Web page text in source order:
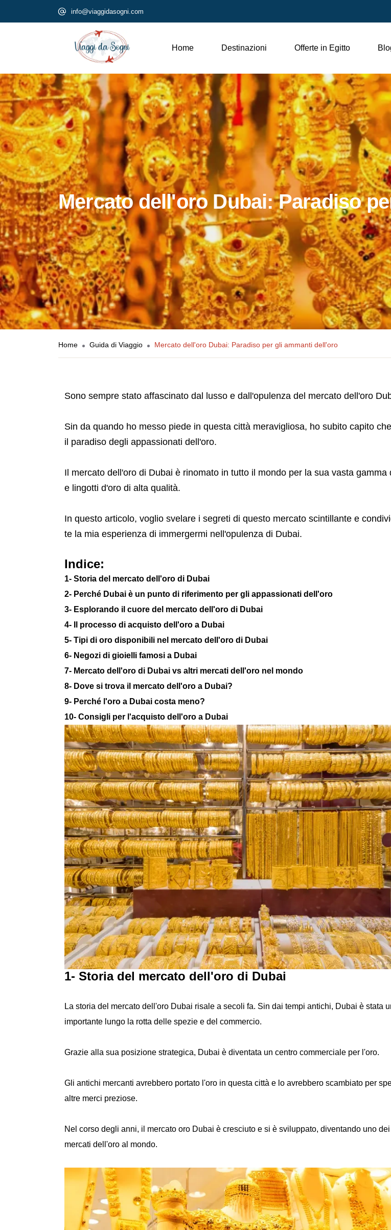
info@viaggidasogni.com
Home Destinazioni Offerte in Egitto
Mercato dell'oro Dubai: Paradiso
Home Guida di Viaggio Mercato dell'oro Dubai: Paradiso per gli ammanti dell'oro
Sono sempre stato affascinato dal lusso e dall'opulenza del mercato dell'oro
Sin da quando ho messo piede in questa città meravigliosa, ho subito capito
il paradiso degli appassionati dell'oro.
Il mercato dell'oro di Dubai è rinomato in tutto il mondo per la sua vasta gamma
e lingotti d'oro di alta qualità.
In questo articolo, voglio svelare i segreti di questo mercato scintillante e
te la mia esperienza di immergermi nell'opulenza di Dubai.
Indice:
1- Storia del mercato dell'oro di Dubai
2- Perché Dubai è un punto di riferimento per gli appassionati dell'oro
3- Esplorando il cuore del mercato dell'oro di Dubai
4- Il processo di acquisto dell'oro a Dubai
5- Tipi di oro disponibili nel mercato dell'oro di Dubai
6- Negozi di gioielli famosi a Dubai
7- Mercato dell'oro di Dubai vs altri mercati dell'oro nel mondo
8- Dove si trova il mercato dell'oro a Dubai?
9- Perché l'oro a Dubai costa meno?
10- Consigli per l'acquisto dell'oro a Dubai
1- Storia del mercato dell'oro di Dubai
La storia del mercato dell'oro Dubai risale a secoli fa. Sin dai tempi antichi, Dubai è stata
importante lungo la rotta delle spezie e del commercio.
Grazie alla sua posizione strategica, Dubai è diventata un centro commerciale per l'oro.
Gli antichi mercanti avrebbero portato l'oro in questa città e lo avrebbero scambiato per
altre merci preziose.
Nel corso degli anni, il mercato oro Dubai è cresciuto e si è sviluppato, diventando uno
mercati dell'oro al mondo.